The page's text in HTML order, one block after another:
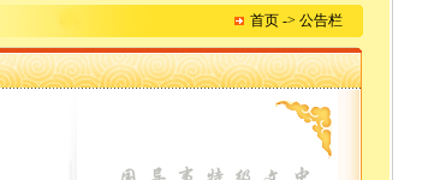
首页 -> 公告栏